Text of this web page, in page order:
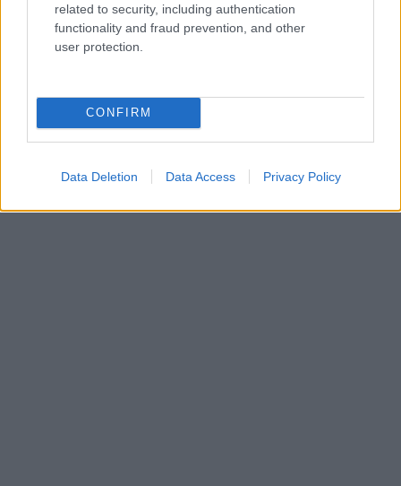
related to security, including authentication
functionality and fraud prevention, and other
user protection.
CONFIRM
Data Deletion Data Access Privacy Policy